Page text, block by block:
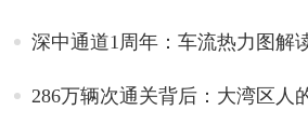
深中通道1周年：车流热力图解
286万辆次通关背后：大湾区人